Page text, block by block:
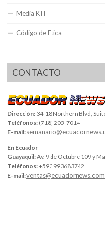
Media KIT
Código de Ética
CONTACTO
Dirección: 34-18 Northern Blvd,
Teléfonos: (718) 205-7014
E-mail:
En Ecuador
Guayaquil:Av. 9 de Octubre 109 y
Teléfonos:+593 993683742
E-mail: